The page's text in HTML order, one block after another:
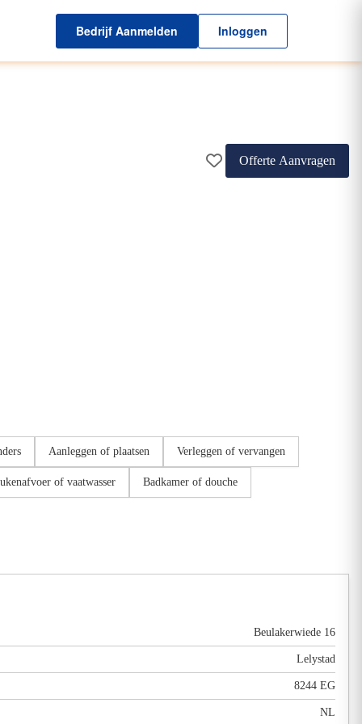
Bedrijf Aanmelden Inloggen
Offerte Aanvragen
Aanleggen of plaatsen Verleggen of vervangen
of vaatwasser Badkamer of douche
Beulakerwiede 16
Lelystad
8244 EG
NL